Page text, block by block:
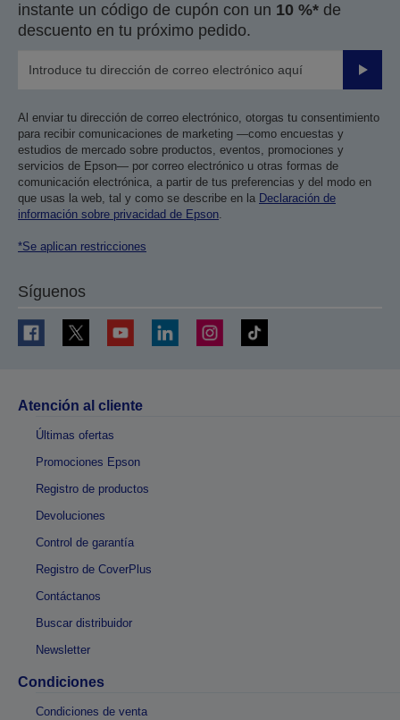
instante un código de cupón con un 10 %* de
descuento en tu próximo pedido.
Enviar
Al enviar tu dirección de correo electrónico, otorgas tu consentimiento
para recibir comunicaciones de marketing —como encuestas y
estudios de mercado sobre productos, eventos, promociones y
servicios de Epson— por correo electrónico u otras formas de
comunicación electrónica, a partir de tus preferencias y del modo en
que usas la web, tal y como se describe en la Declaración de
información sobre privacidad de Epson.
*Se aplican restricciones
Síguenos
Atención al cliente
Últimas ofertas
Promociones Epson
Registro de productos
Devoluciones
Control de garantía
Registro de CoverPlus
Contáctanos
Buscar distribuidor
Newsletter
Condiciones
Condiciones de venta